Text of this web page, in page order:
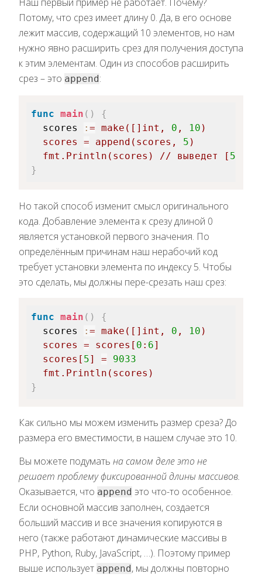
Потому, что срез имеет длину 0. Да, в его основе
лежит массив, содержащий 10 элементов, но нам
нужно явно расширить срез для получения доступа
к этим элементам. Один из способов расширить
срез – это append :
func main ( )
{
scores
: = make ( [ ] int , 0 , 10 )
  scores
= append ( scores , 5 )
  fmt
. Println ( scores ) // выведет [ 5
}
Но такой способ изменит смысл оригинального
кода. Добавление элемента к срезу длиной 0
является установкой первого значения. По
определённым причинам наш нерабочий код
требует установки элемента по индексу 5. Чтобы
это сделать, мы должны пере-срезать наш срез:
func main ( )
{
scores
: = make ( [ ] int , 0 , 10 )
  scores
= scores [ 0 : 6]
  scores
[ 5] =
9033
  fmt
. Println ( scores )
}
Как сильно мы можем изменить размер среза? До
размера его вместимости, в нашем случае это 10.
Вы можете подумать на самом деле это не
решает проблему фиксированной длины массивов.
Оказывается, что append это что-то особенное.
Если основной массив заполнен, создается
больший массив и все значения копируются в
него (также работают динамические массивы в
PHP, Python, Ruby, JavaScript, …). Поэтому пример
выше использует append , мы должны повторно